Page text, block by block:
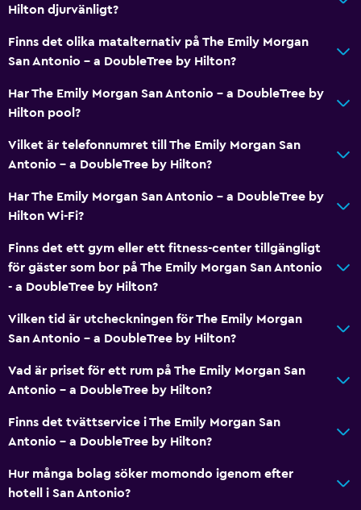
Hilton djurvänligt?
Finns det olika matalternativ på The Emily Morgan
San Antonio - a DoubleTree by Hilton?
Har The Emily Morgan San Antonio - a DoubleTree by
Hilton pool?
Vilket är telefonnumret till The Emily Morgan San
Antonio - a DoubleTree by Hilton?
Har The Emily Morgan San Antonio - a DoubleTree by
Hilton Wi-Fi?
Finns det ett gym eller ett fitness-center tillgängligt
för gäster som bor på The Emily Morgan San Antonio
- a DoubleTree by Hilton?
Vilken tid är utcheckningen för The Emily Morgan
San Antonio - a DoubleTree by Hilton?
Vad är priset för ett rum på The Emily Morgan San
Antonio - a DoubleTree by Hilton?
Finns det tvättservice i The Emily Morgan San
Antonio - a DoubleTree by Hilton?
Hur många bolag söker momondo igenom efter
hotell i San Antonio?